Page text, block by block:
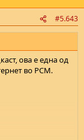
#5.643
ова е една од
во РСМ.